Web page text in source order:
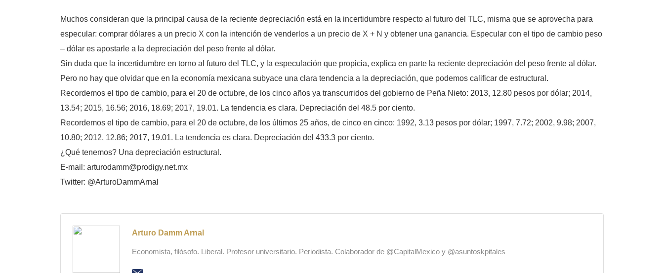
Muchos consideran que la principal causa de la reciente depreciación está en la incertidumbre respecto al futuro del TLC, misma que se aprovecha para
especular: comprar dólares a un precio X con la intención de venderlos a un precio de X + N y obtener una ganancia. Especular con el tipo de cambio peso
– dólar es apostarle a la depreciación del peso frente al dólar.
Sin duda que la incertidumbre en torno al futuro del TLC, y la especulación que propicia, explica en parte la reciente depreciación del peso frente al dólar.
Pero no hay que olvidar que en la economía mexicana subyace una clara tendencia a la depreciación, que podemos calificar de estructural.
Recordemos el tipo de cambio, para el 20 de octubre, de los cinco años ya transcurridos del gobierno de Peña Nieto: 2013, 12.80 pesos por dólar; 2014,
13.54; 2015, 16.56; 2016, 18.69; 2017, 19.01. La tendencia es clara. Depreciación del 48.5 por ciento.
Recordemos el tipo de cambio, para el 20 de octubre, de los últimos 25 años, de cinco en cinco: 1992, 3.13 pesos por dólar; 1997, 7.72; 2002, 9.98; 2007,
10.80; 2012, 12.86; 2017, 19.01. La tendencia es clara. Depreciación del 433.3 por ciento.
¿Qué tenemos? Una depreciación estructural.
E-mail: arturodamm@prodigy.net.mx
Twitter: @ArturoDammArnal
Arturo Damm Arnal
Economista, filósofo. Liberal. Profesor universitario. Periodista. Colaborador de @CapitalMexico y @asuntoskpitales